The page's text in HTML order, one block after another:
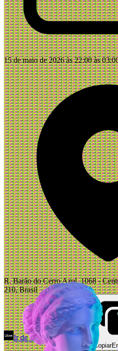
15 de maio de 2026 às 22:00 às
R. Barão do Cerro Azul, 1068 -
210, Brasil
Ir de Uber Abrir Maps
Copiar